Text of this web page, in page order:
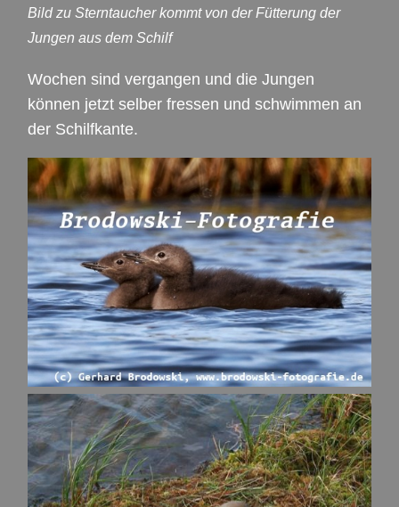
Bild zu Sterntaucher kommt von der Fütterung der
Jungen aus dem Schilf
Wochen sind vergangen und die Jungen
können jetzt selber fressen und schwimmen an
der Schilfkante.